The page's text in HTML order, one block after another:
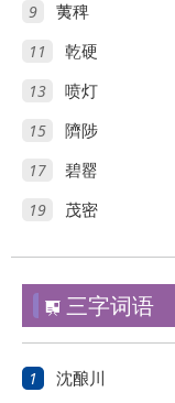
9 荑稗
11 乾硬
13 喷灯
15 隮陟
17 碧罂
19 茂密
 三字词语
1 沈酿川